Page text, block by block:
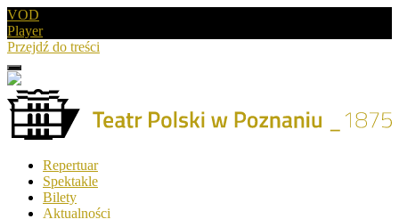
VOD
Player
Przejdź do treści
Menu
Drugie
logo
Teatr
Polski
Repertuar
Spektakle
Bilety
Aktualności